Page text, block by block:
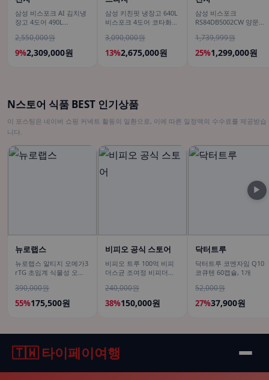
삼성 비스포크 AI 김치냉
장고 4도어 490L
다크메탈 유산균아삭 숙
성모드
2,550,000원
9%2,309,000원
삼성 키친핏 냉장고 640L
비스포크 4도어 코타화이
3,090,000원
13%2,675,000원
삼성 비스포크
RS84DB5002CW 양문형
1,739,999원
25%1,299,000원
N스토어 식품 BEST 인기상품
이 포스팅은 네이버 쇼핑 커넥트 활동의 일환으로, 이에 따른 일정액의 수수료를 제공받습
니다.
뉴로랩스
뉴로랩스 알티지 오메가3
rTG 초임계 식물성 오메
캡슐, 6개
390,000원
55%175,500원
비피오 공식 스토어
비피오 트루 100억 비피
더스균 조여정 비피더스
240,000원
38%150,000원
닥터트루
닥터트루 코엔자임 Q10
코큐텐 60캡슐, 1개
52,000원
27%37,900원
▶
🇹🇼 타이페이여행